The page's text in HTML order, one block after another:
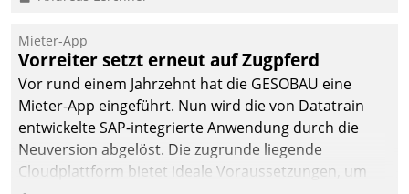
Mieter-App
Vorreiter setzt erneut auf Zugpferd
Vor rund einem Jahrzehnt hat die GESOBAU eine
Mieter-App eingeführt. Nun wird die von Datatrain
entwickelte SAP-integrierte Anwendung durch die
Neuversion abgelöst. Die zugrunde liegende
Cloudplattform bietet ideale Voraussetzungen, um